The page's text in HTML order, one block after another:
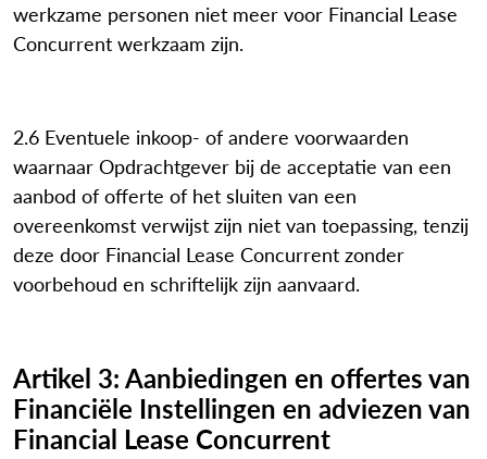
werkzame personen niet meer voor Financial Lease
Concurrent werkzaam zijn.
2.6 Eventuele inkoop- of andere voorwaarden
waarnaar Opdrachtgever bij de acceptatie van een
aanbod of offerte of het sluiten van een
overeenkomst verwijst zijn niet van toepassing, tenzij
deze door Financial Lease Concurrent zonder
voorbehoud en schriftelijk zijn aanvaard.
Artikel 3: Aanbiedingen en offertes van
Financiële Instellingen en adviezen van
Financial Lease Concurrent